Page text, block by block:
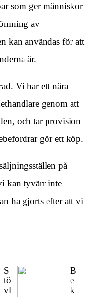
som ger människor
av
kan användas för att
är.
Vi har ett nära
genom att
och tar provision
gör ett köp.
på
kan tyvärr inte
ha gjorts efter att vi
S
tö
vl
B
e
k